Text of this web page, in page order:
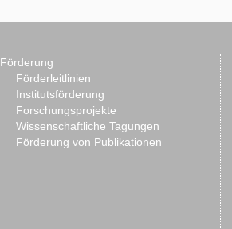
Förderung
Förderleitlinien
Institutsförderung
Forschungsprojekte
Wissenschaftliche Tagungen
Förderung von Publikationen